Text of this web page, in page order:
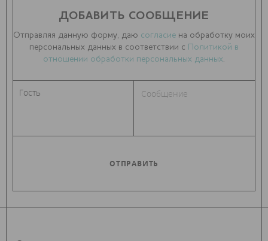
ДОБАВИТЬ СООБЩЕНИЕ
Отправляя данную форму, даю согласие на обработку моих
персональных данных в соответствии с
Политикой в
отношении обработки персональных данных.